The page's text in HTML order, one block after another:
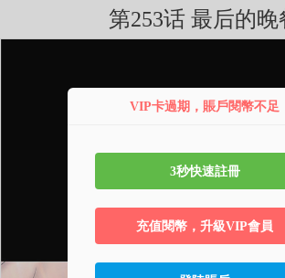
第253话 最后的晚
VIP卡過期，賬戶閱幣不足
3秒快速註冊
充值閱幣，升級VIP會員